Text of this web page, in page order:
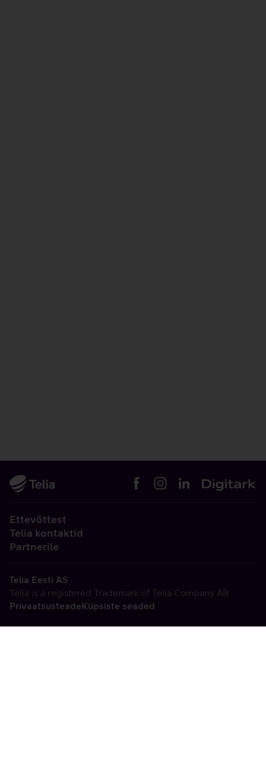
Ettevõttest
Telia kontaktid
Partnerile
Telia Eesti AS
Telia is a registered Trademark of Telia Company AB
PrivaatsusteadeKüpsiste seaded